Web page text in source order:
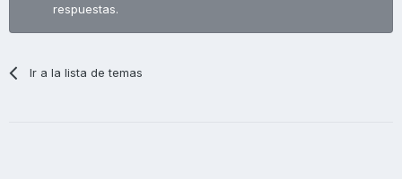
respuestas.
Ir a la lista de temas